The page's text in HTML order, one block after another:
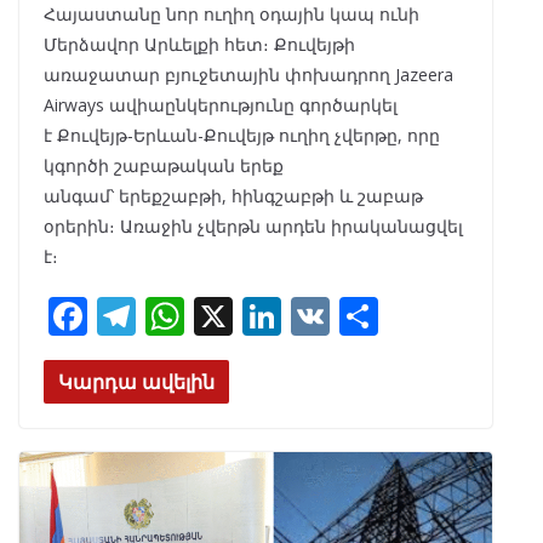
Հայաստանը նոր ուղիղ օդային կապ ունի
Մերձավոր Արևելքի հետ։ Քուվեյթի
առաջատար բյուջետային փոխադրող Jazeera
Airways ավիաընկերությունը գործարկել
է Քուվեյթ-Երևան-Քուվեյթ ուղիղ չվերթը, որը
կգործի շաբաթական երեք
անգամ՝ երեքշաբթի, հինգշաբթի և շաբաթ
օրերին։ Առաջին չվերթն արդեն իրականացվել
է։
F
ac
e
o
o
T
el
e
a
m
W
h
at
A
X Li
dI
n
V
Կարդա ավելին